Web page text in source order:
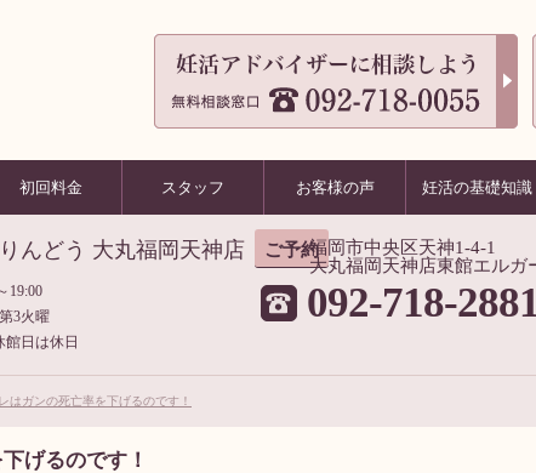
初回料金 スタッフ お客様の声 妊活の基礎知識
んどう 大丸福岡天神店 ご予約
19:00
3火曜
館日は休日
福岡市中央区天神1-4-1
大丸福岡天神店東館エルガ
092-718-
はガンの死亡率を下げるのです！
げるのです！